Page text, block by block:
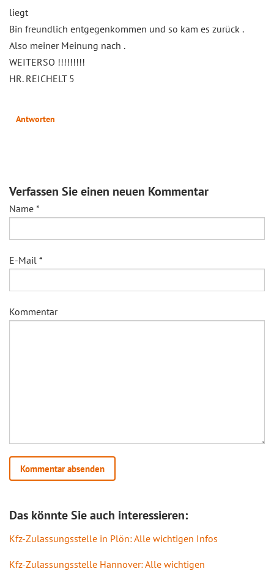
liegt
Bin freundlich entgegenkommen und so kam es zurück .
Also meiner Meinung nach .
WEITERSO !!!!!!!!!
HR. REICHELT 5
Antworten
Verfassen Sie einen neuen Kommentar
Name *
E-Mail *
Kommentar
Das könnte Sie auch interessieren:
Kfz-Zulassungsstelle in Plön: Alle wichtigen Infos
Kfz-Zulassungsstelle Hannover: Alle wichtigen